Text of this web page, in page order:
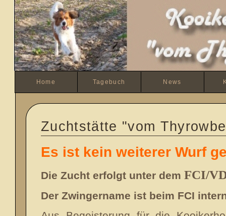
Home Tagebuch News
Zuchtstätte "vom
Es ist kein weiterer Wurf
Die Zucht erfolgt unter dem FCI/
Der Zwingername ist beim FCI